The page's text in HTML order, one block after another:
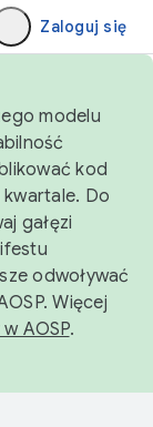
Zaloguj się
modelu
kod
kwartale. Do
gałęzi
odwoływać
Więcej
AOSP.